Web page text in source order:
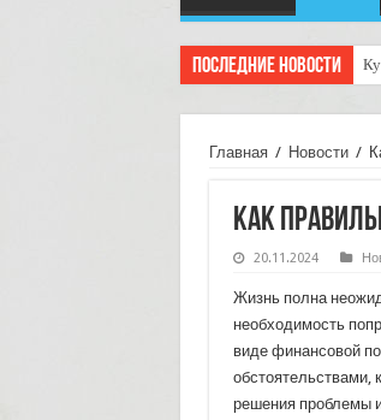
Последние новости
Главная / Новости /
Как
20.11.2024
Жизнь полна
необходимость
виде финансовой
обстоятельствами,
решения проблемы